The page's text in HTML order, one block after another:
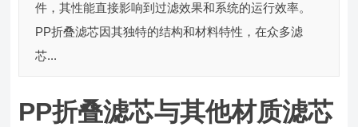
件，其性能直接影响到过滤效果和系统的运行效率。
PP折叠滤芯因其独特的结构和材料特性，在众多滤
芯...
PP折叠滤芯与其他材质滤芯